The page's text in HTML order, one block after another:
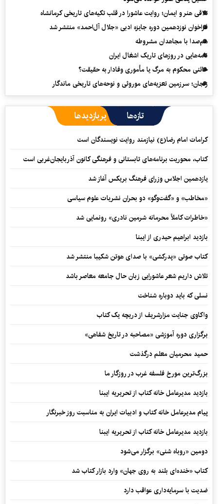
تلاقی هنر و ایمان؛ روایت عاشورا در قلب تکیه‌های تاریخی کرمانشاه
فراخوان نوزدهمین دوره جایزه ادبی «جلال آل‌احمد» منتشر شد
هم‌صدا با مجاهدان مشروطه
نامه‌هایی در روزهای تاریک اشغال ایران
خائنی محکوم به مرگ یا مأموری وفادار به حقیقت؟
زنجان؛ سرزمین تعزیه‌های موروثی و نوحه‌های تاریخی ماندگار
تازه‌ها پربازدیدها
کرامات امام رضا(ع) نیازمند روایت نویسندگان است
کتاب، محوریت برنامه‌های تابستانی و فرهنگی کانون آذربایجان‌غربی است
یازدهمین اجلاس وزرای فرهنگ بریکس آغاز شد
«مخاطب» و «گفت‌وگو» دو بحران نشریات علوم سیاسی
«خاطرات کاملاً محرمانه شرمین نادری» رونمایی شد
بازدید ابراهیم حیدری از ایبنا
کتاب صوتی «پدرکشی» با صدای هوتن شکیبا منتشر شد
تلاش داریم شعر عاشورایی زبان حال جامعه معاصر باشد
نسلی که باید دوباره شناخت
واکاوی جنایت مزارشریف از دریچه یک کتاب
برگزاری دوره آموزشی «مصاحبه در تاریخ شفاهی»
حمید محرمیان معلم درگذشت
بزرگ‌ترین مورخ فلسفه غرب در روزگار ما
بازدید مدیرعامل خانه کتاب از تحریریه ایبنا
پیام مدیرعامل خانه کتاب و ادبیات ایران به مناسبت روز خبرنگار
بازدید مدیرعامل خانه کتاب از تحریریه ایبنا
دومین «روباه شنی» برگزار می‌شود
کتاب «خنده‌ای بلند به روی جهان» وارد بازار کتاب شد
ضدیت با سرمایه‌داری عواقب دارد